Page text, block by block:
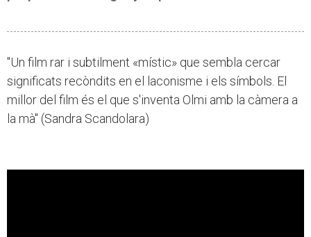
"Un film rar i subtilment «místic» que sembla cercar
significats recòndits en el laconisme i els símbols. El
millor del film és el que s'inventa Olmi amb la càmera a
la mà" (Sandra Scandolara)